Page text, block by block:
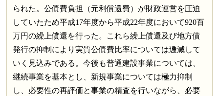
られた。公債費負担（元利償還費）が財政運営を圧迫
していたため平成17年度から平成22年度において920百
万円の繰上償還を行った。これら繰上償還及び地方債
発行の抑制により実質公債費比率については逓減して
いく見込みである。今後も普通建設事業については、
継続事業を基本とし、新規事業については極力抑制
し、必要性の再評価と事業の精査を行いながら、必要